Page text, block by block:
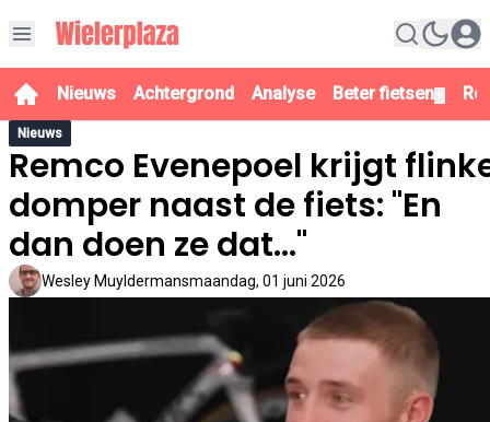
Nieuws Achtergrond Analyse Beter fietsen
Nieuws
Remco Evenepoel krijgt
domper naast de fiets: "En
dan doen ze dat..."
Wesley Muyldermansmaandag, 01 juni 2026